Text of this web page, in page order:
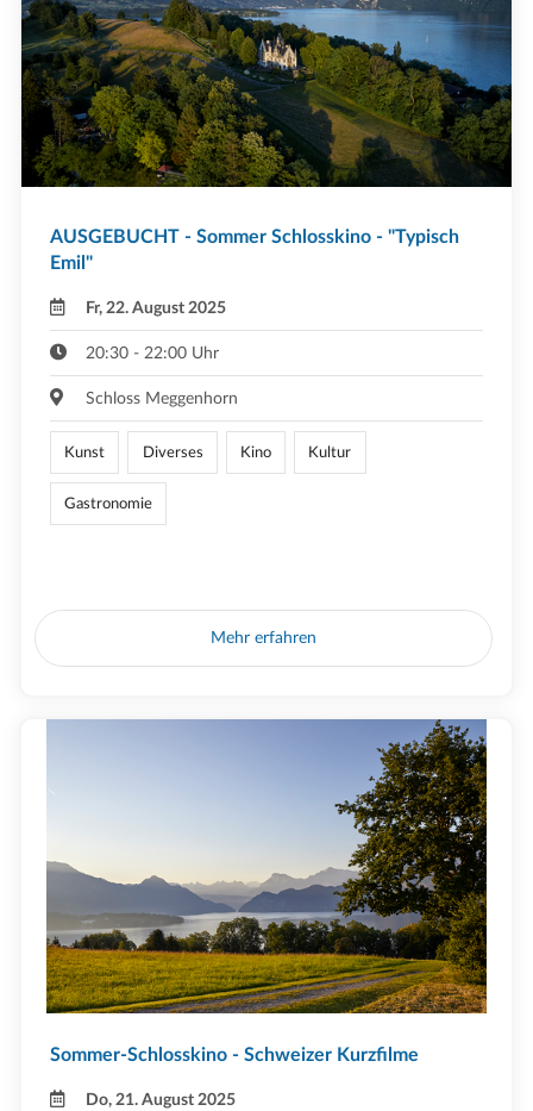
AUSGEBUCHT - Sommer Schlosskino - "Typisch
Emil"
Fr, 22. August 2025
20:30 - 22:00 Uhr
Schloss Meggenhorn
Kunst Diverses Kino Kultur
Gastronomie
Mehr erfahren
Sommer-Schlosskino - Schweizer Kurzfilme
Do, 21. August 2025